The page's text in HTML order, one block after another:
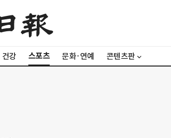
건강 스포츠 문화·연예 콘텐츠판